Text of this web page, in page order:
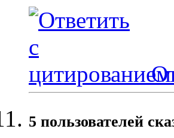
5 пользователей